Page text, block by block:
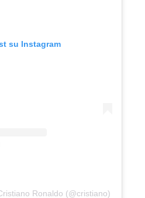
su Instagram
Ronaldo (@cristiano)